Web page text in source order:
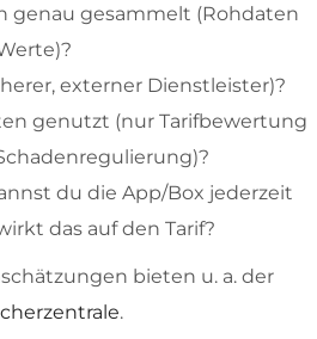
genau gesammelt (Rohdaten
externer Dienstleister)?
genutzt (nur Tarifbewertung
du die App/Box jederzeit
das auf den Tarif?
bieten u. a. der
.